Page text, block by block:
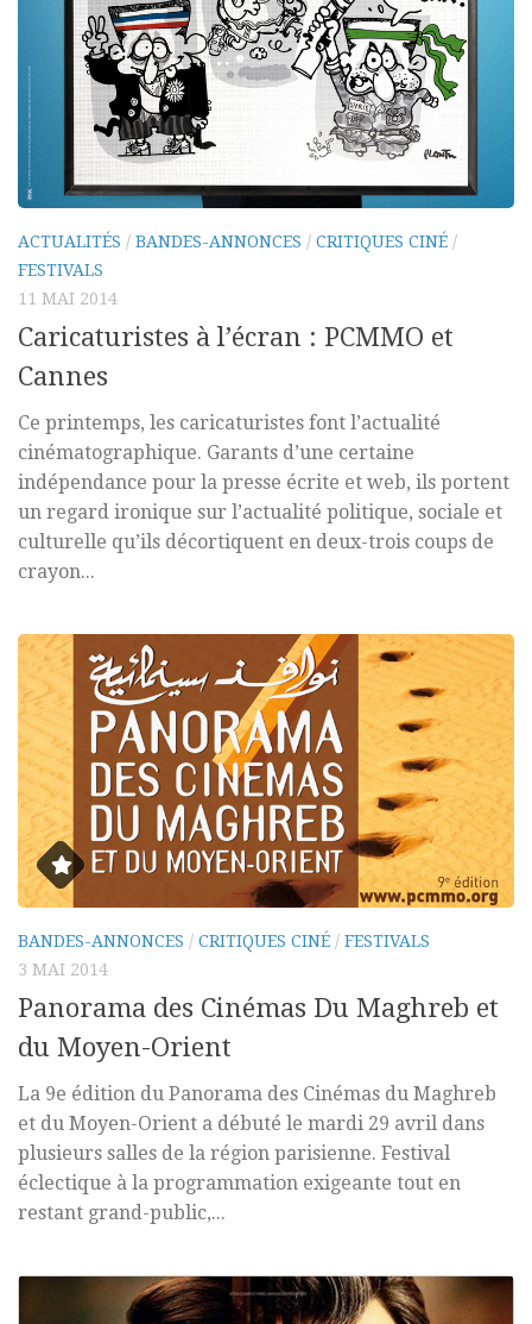
ACTUALITÉS / BANDES-ANNONCES / CRITIQUES CINÉ /
FESTIVALS
11 MAI 2014
Caricaturistes à l’écran : PCMMO et
Cannes
Ce printemps, les caricaturistes font l’actualité
cinématographique. Garants d’une certaine
indépendance pour la presse écrite et web, ils portent
un regard ironique sur l’actualité politique, sociale et
culturelle qu’ils décortiquent en deux-trois coups de
crayon...
BANDES-ANNONCES / CRITIQUES CINÉ / FESTIVALS
3 MAI 2014
Panorama des Cinémas Du Maghreb et
du Moyen-Orient
La 9e édition du Panorama des Cinémas du Maghreb
et du Moyen-Orient a débuté le mardi 29 avril dans
plusieurs salles de la région parisienne. Festival
éclectique à la programmation exigeante tout en
restant grand-public,...